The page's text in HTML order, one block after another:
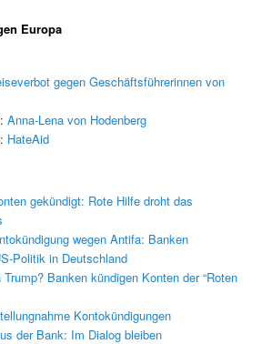
Europa
gegen Geschäftsführerinnen von
Anna-Lena von Hodenberg
HateAid
gekündigt: Rote Hilfe droht das
wegen Antifa: Banken
Politik in Deutschland
Trump? Banken kündigen Konten der “Roten
Kontokündigungen
der Bank: Im Dialog bleiben